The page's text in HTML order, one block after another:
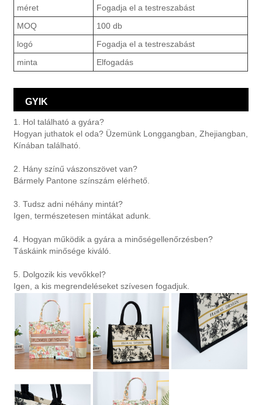
méret
Fogadja el a testreszabást
MOQ
100 db
logó
Fogadja el a testreszabást
minta
Elfogadás
GYIK
1. Hol található a gyára?
Hogyan juthatok el oda? Üzemünk Longgangban, Zhejiangban,
Kínában található.
2. Hány színű vászonszövet van?
Bármely Pantone színszám elérhető.
3. Tudsz adni néhány mintát?
Igen, természetesen mintákat adunk.
4. Hogyan működik a gyára a minőségellenőrzésben?
Táskáink minősége kiváló.
5. Dolgozik kis vevőkkel?
Igen, a kis megrendeléseket szívesen fogadjuk.